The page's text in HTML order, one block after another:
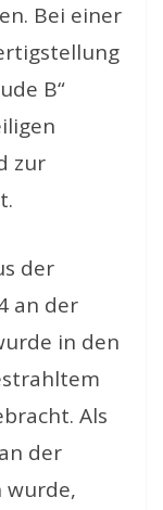
Bei einer
B“
zur
der
an der
in den
Als
der
wurde,